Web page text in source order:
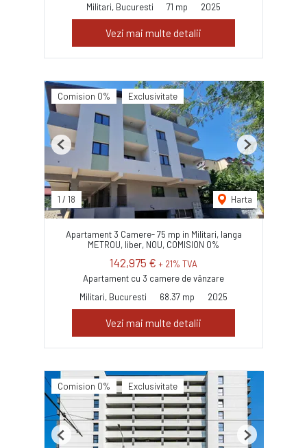
Militari, Bucuresti
71 mp 2025
Vezi mai multe detalii
Comision 0% Exclusivitate
1 / 18 Harta
Previous Next
Apartament 3 Camere- 75 mp in Militari, langa
METROU, liber, NOU, COMISION 0%
142,975 € + 21% TVA
Apartament cu 3 camere de vânzare
Militari, Bucuresti
68.37 mp 2025
Vezi mai multe detalii
Comision 0% Exclusivitate
Previous Next